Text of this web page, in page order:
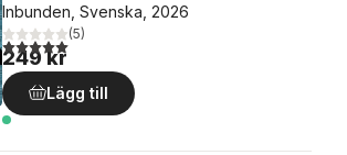
Inbunden, Svenska, 2026
5,0utav 5 stjärnor. Totalt antal röster:
(5)
249 kr
Lägg till